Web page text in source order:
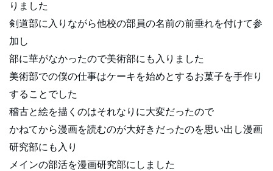
りました
剣道部に入りながら他校の部員の名前の前垂れを付けて参
加し
部に華がなかったので美術部にも入りました
美術部での僕の仕事はケーキを始めとするお菓子を手作り
することでした
稽古と絵を描くのはそれなりに大変だったので
かねてから漫画を読むのが大好きだったのを思い出し漫画
研究部にも入り
メインの部活を漫画研究部にしました